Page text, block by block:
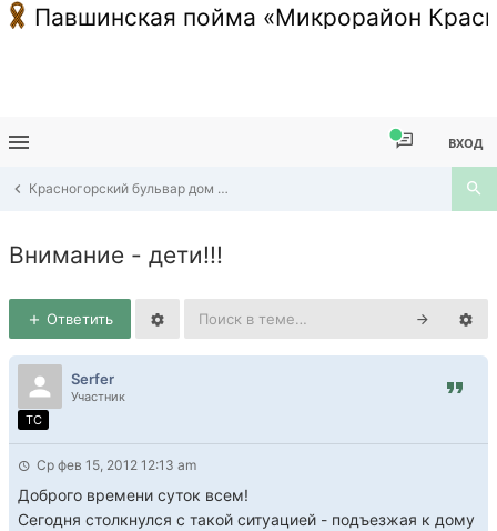
Павшинская пойма «Микрорайон
ВХОД
Красногорский бульвар дом 5, дом 7, дом 9
Внимание - дети!!!
Ответить
Serfer
Участник
TC
Ср фев 15, 2012 12:13 am
Доброго времени суток всем!
Сегодня столкнулся с такой ситуацией - подъезжая к дому